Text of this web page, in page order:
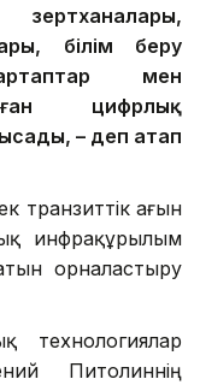
білім беру
мен
цифрлық
– деп атап
транзиттік ағын
инфрақұрылым
орналастыру
технологиялар
Питолиннің